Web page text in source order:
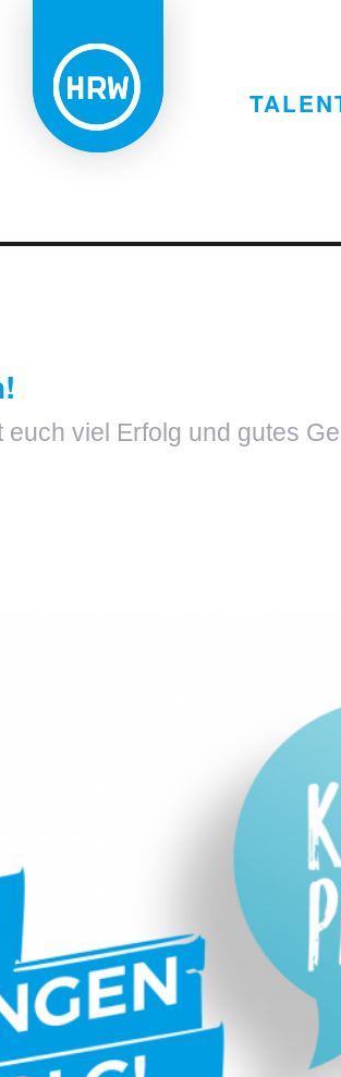
viel Erfolg und gutes